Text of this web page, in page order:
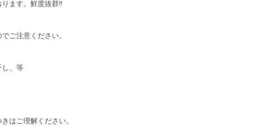
ます。鮮度抜群‼️
ご注意ください。
し、等
はご理解ください。